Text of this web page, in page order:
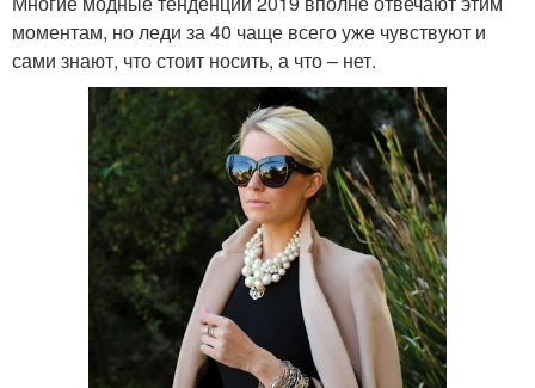
моментам, но леди за 40 чаще всего уже чувствуют и
сами знают, что стоит носить, а что – нет.